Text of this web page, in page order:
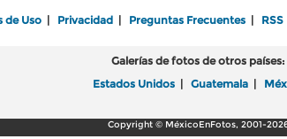
de Uso Privacidad Preguntas Frecuentes RSS
Galerías de fotos de otros países:
Estados Unidos
Guatemala
Copyright © MéxicoEnFotos, 2001-